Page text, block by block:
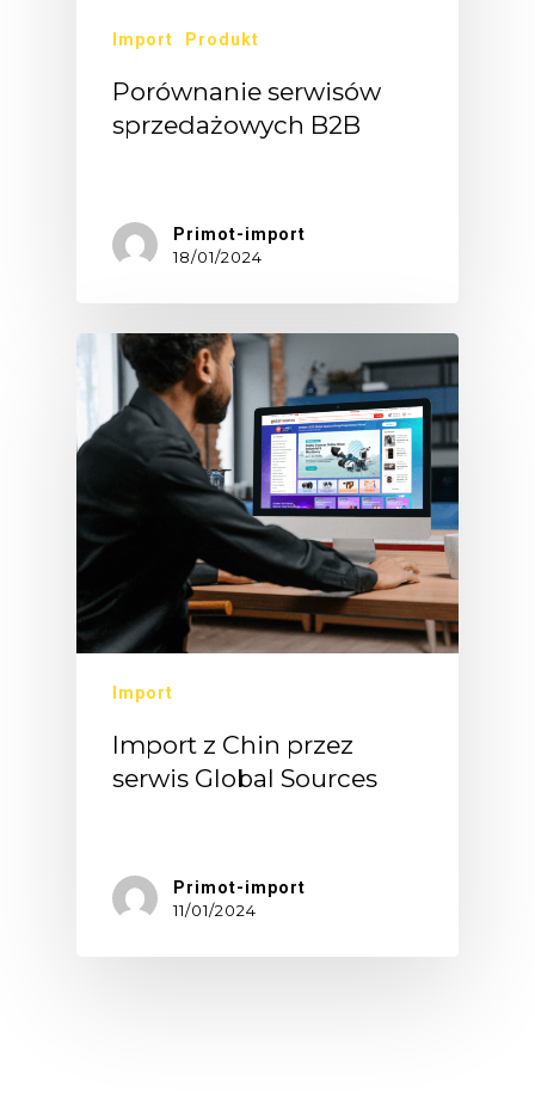
Import Produkt
Porównanie serwisów
sprzedażowych B2B
Primot-import
18/01/2024
Import
Import z Chin przez
serwis Global Sources
Primot-import
11/01/2024